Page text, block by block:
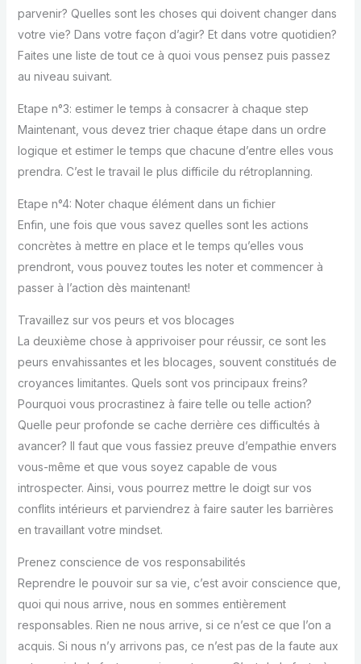
parvenir? Quelles sont les choses qui doivent changer dans
votre vie? Dans votre façon d’agir? Et dans votre quotidien?
Faites une liste de tout ce à quoi vous pensez puis passez
au niveau suivant.
Etape n°3: estimer le temps à consacrer à chaque step
Maintenant, vous devez trier chaque étape dans un ordre
logique et estimer le temps que chacune d’entre elles vous
prendra. C’est le travail le plus difficile du rétroplanning.
Etape n°4: Noter chaque élément dans un fichier
Enfin, une fois que vous savez quelles sont les actions
concrètes à mettre en place et le temps qu’elles vous
prendront, vous pouvez toutes les noter et commencer à
passer à l’action dès maintenant!
Travaillez sur vos peurs et vos blocages
La deuxième chose à apprivoiser pour réussir, ce sont les
peurs envahissantes et les blocages, souvent constitués de
croyances limitantes. Quels sont vos principaux freins?
Pourquoi vous procrastinez à faire telle ou telle action?
Quelle peur profonde se cache derrière ces difficultés à
avancer? Il faut que vous fassiez preuve d’empathie envers
vous-même et que vous soyez capable de vous
introspecter. Ainsi, vous pourrez mettre le doigt sur vos
conflits intérieurs et parviendrez à faire sauter les barrières
en travaillant votre mindset.
Prenez conscience de vos responsabilités
Reprendre le pouvoir sur sa vie, c’est avoir conscience que,
quoi qui nous arrive, nous en sommes entièrement
responsables. Rien ne nous arrive, si ce n’est ce que l’on a
acquis. Si nous n’y arrivons pas, ce n’est pas de la faute aux